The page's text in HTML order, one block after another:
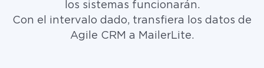
los sistemas funcionarán.
Con el intervalo dado, transfiera los datos de
Agile CRM a MailerLite.